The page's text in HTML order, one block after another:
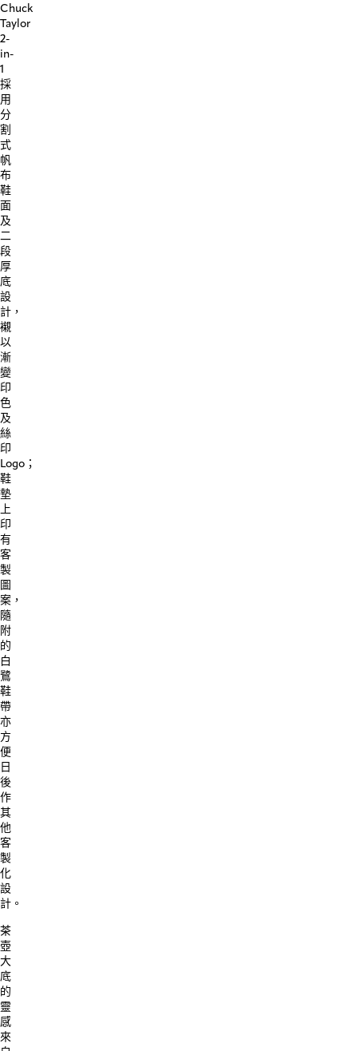
Chuck
Taylor
2-
in-
1
採
用
分
割
式
帆
布
鞋
面
及
二
段
厚
底
設
計，
襯
以
漸
變
印
色
及
絲
印
Logo；
鞋
墊
上
印
有
客
製
圖
案，
隨
附
的
白
鷺
鞋
帶
亦
方
便
日
後
作
其
他
客
製
化
設
計。
茶
壺
大
底
的
靈
感
來